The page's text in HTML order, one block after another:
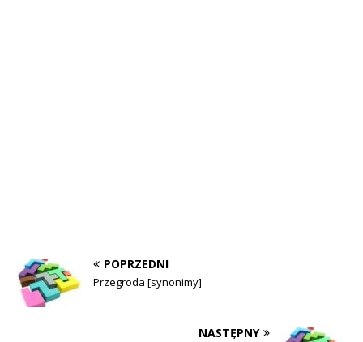
POPRZEDNI
Przegroda [synonimy]
NASTĘPNY